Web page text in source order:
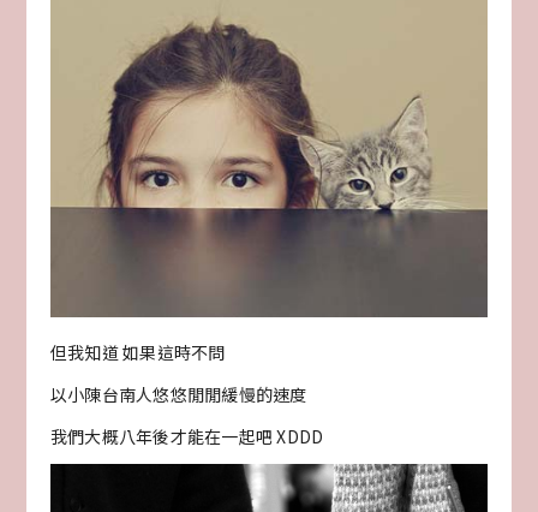
但我知道 如果這時不問
以小陳台南人悠悠閒閒緩慢的速度
我們大概八年後才能在一起吧 XDDD